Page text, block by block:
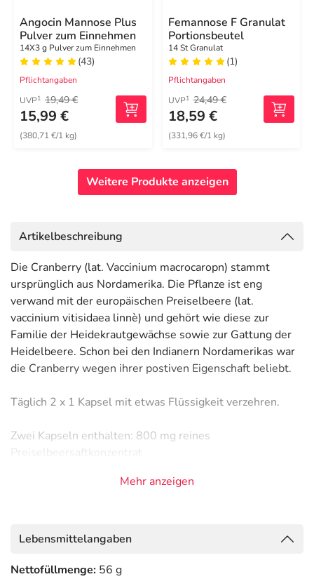
Angocin Mannose Plus
Pulver zum Einnehmen
14X3 g Pulver zum Einnehmen
(43)
Pflichtangaben
UVP1 19,49 €
15,99 €
(380,71 €/1 kg)
Femannose F Granulat
Portionsbeutel
14 St Granulat
(1)
Pflichtangaben
UVP1 24,49 €
18,59 €
(331,96 €/1 kg)
Weitere Produkte anzeigen
Artikelbeschreibung
Die Cranberry (lat. Vaccinium macrocaropn) stammt
ursprünglich aus Nordamerika. Die Pflanze ist eng
verwand mit der europäischen Preiselbeere (lat.
vaccinium vitisidaea linnè) und gehört wie diese zur
Familie der Heidekrautgewächse sowie zur Gattung der
Heidelbeere. Schon bei den Indianern Nordamerikas war
die Cranberry wegen ihrer postiven Eigenschaft beliebt.
Täglich 2 x 1 Kapsel mit etwas Flüssigkeit verzehren.
Zwei Kapseln enthalten: 800 mg reines
Preiselbeersaftkonzentrat
Zutaten: Preiselbeersaftkonzenrat, Reismehl, Kapsel
Adresse des Lebensmittel-Unternehmens
ALLPHARM Vertriebs GmbH
Mehr anzeigen
Lebensmittelangaben
Nettofüllmenge: 56 g